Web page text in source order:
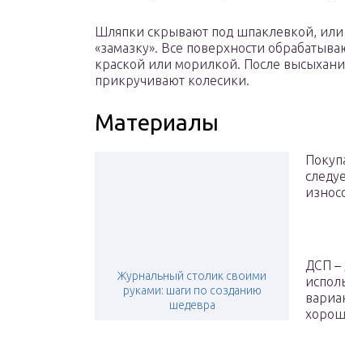
Шляпки скрывают под шпаклевкой, или
«замазку». Все поверхности
краской или морилкой. После
прикручивают колесики.
Материалы
Журнальный столик своими
руками: шаги по созданию
шедевра
ДСП –